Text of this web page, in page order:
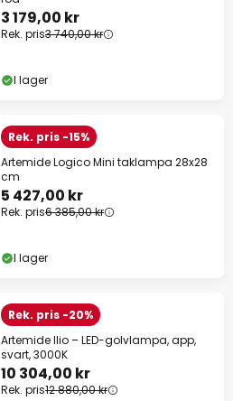
3 179,00 kr
Rek. pris3 740,00 kr
I lager
Rek. pris -15%
Artemide Logico Mini taklampa 28x28
cm
5 427,00 kr
Rek. pris6 385,00 kr
I lager
Rek. pris -20%
Artemide Ilio – LED-golvlampa, app,
svart, 3000K
10 304,00 kr
Rek. pris12 880,00 kr